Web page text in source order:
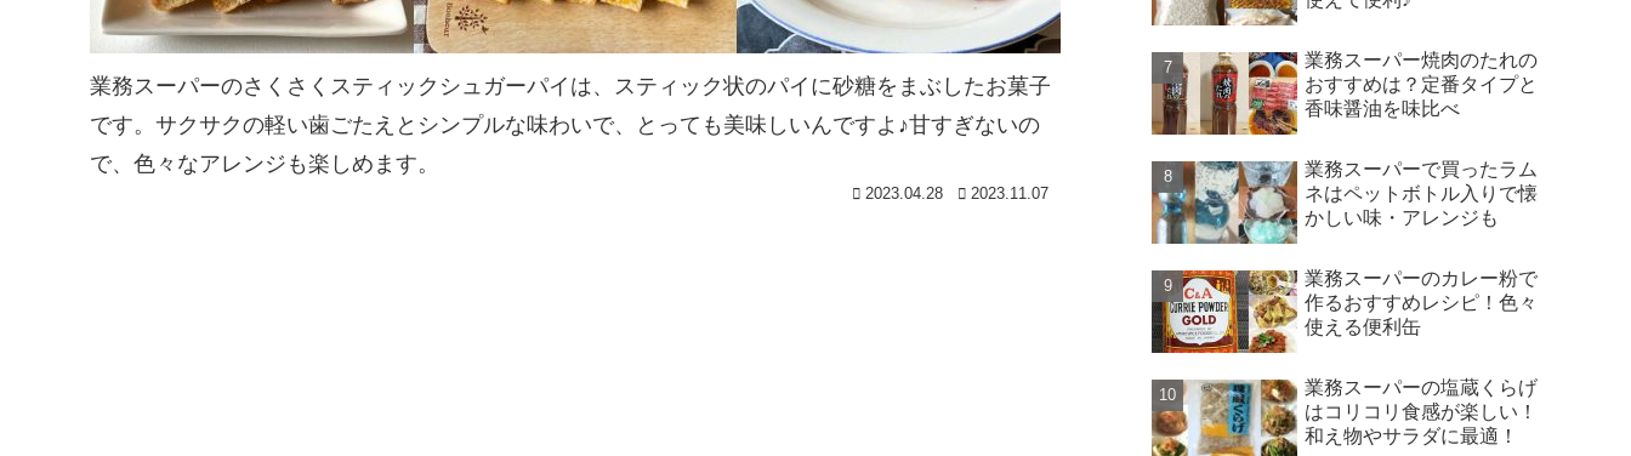
業務スーパーのさくさくスティックシュガーパイは、スティック状のパイに砂糖をまぶしたお菓子
です。サクサクの軽い歯ごたえとシンプルな味わいで、とっても美味しいんですよ♪甘すぎないの
で、色々なアレンジも楽しめます。
2023.04.28 2023.11.07
業務スーパー焼肉のたれの
おすすめは？定番タイプと
香味醤油を味比べ
業務スーパーで買ったラム
ネはペットボトル入りで懐
かしい味・アレンジも
業務スーパーのカレー粉で
作るおすすめレシピ！色々
使える便利缶
業務スーパーの塩蔵くらげ
はコリコリ食感が楽しい！
和え物やサラダに最適！